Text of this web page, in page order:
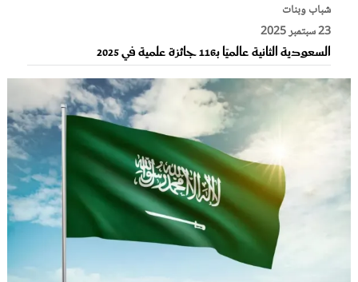
شباب وبنات
23 سبتمبر 2025
السعودية الثانية عالميًا بـ116 جائزة علمية في 2025